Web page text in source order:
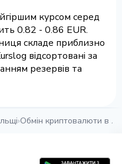
курсом серед
0.82 - 0.86 EUR.
складе приблизно
відсортовані за
резервів та
›Обмін криптовалюти в